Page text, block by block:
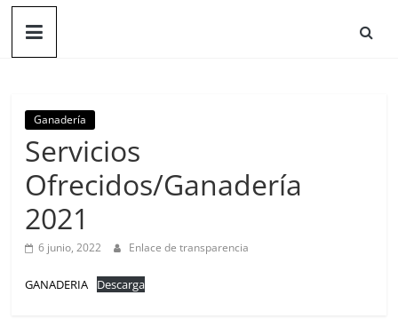
Ganadería
Servicios
Ofrecidos/Ganadería
2021
6 junio, 2022 Enlace de transparencia
GANADERIA Descarga